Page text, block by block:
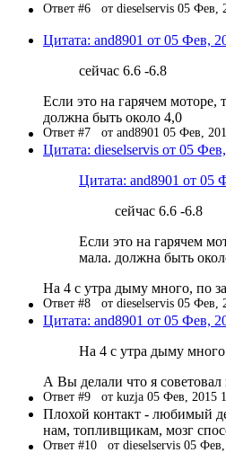
Ответ #6 от dieselservis 05 Фев,
Цитата: and8901 от 05 Фев,
сейчас 6.6 -6.8
Если это на гарячем моторе,
должна быть около 4,0
Ответ #7 от and8901 05 Фев,
Цитата: dieselservis от 05
Цитата: and8901 от 05
сейчас 6.6 -6.8
Если это на гарячем
мала. должна быть
На 4 с утра дыму много, по
Ответ #8 от dieselservis 05 Фев,
Цитата: and8901 от 05 Фев,
На 4 с утра дыму много
А Вы делали что я советовал
Ответ #9 от kuzja 05 Фев, 2015
Плохой контакт - любимый
нам, топливщикам, мозг
Ответ #10 от dieselservis 05